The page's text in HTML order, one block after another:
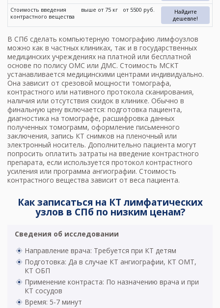
Стоимость введения
контрастного вещества
выше от 75 кг от 5500 руб.
Найдите
дешевле!
В СПб сделать компьютерную томографию лимфоузлов
можно как в частных клиниках, так и в государственных
медицинских учреждениях на платной или бесплатной
основе по полису ОМС или ДМС. Стоимость МСКТ
устанавливается медицинскими центрами индивидуально.
Она зависит от срезовой мощности томографа,
контрастного или нативного протокола сканирования,
наличия или отсутствия скидок в клинике. Обычно в
финальную цену включается: подготовка пациента,
диагностика на томографе, расшифровка данных
полученных томограмм, оформление письменного
заключения, запись КТ снимков на пленочный или
электронный носитель. Дополнительно пациента могут
попросить оплатить затраты на введение контрастного
препарата, если используется протокол контрастного
усиления или программа ангиографии. Стоимость
контрастного вещества зависит от веса пациента.
Как записаться на КТ лимфатических
узлов в СПб по низким ценам?
Сведения об исследовании
Направление врача: Требуется при КТ детям
Подготовка: Да в случае КТ ангиографии, КТ ОМТ,
КТ ОБП
Применение контраста: По назначению врача и при
КТ сосудов
Время: 5-7 минут